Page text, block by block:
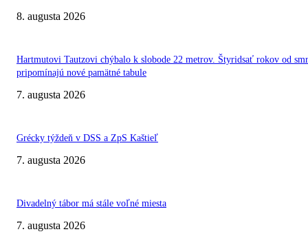
8. augusta 2026
Hartmutovi Tautzovi chýbalo k slobode 22 metrov. Štyridsať rokov od
pripomínajú nové pamätné tabule
7. augusta 2026
Grécky týždeň v DSS a ZpS Kaštieľ
7. augusta 2026
Divadelný tábor má stále voľné miesta
7. augusta 2026